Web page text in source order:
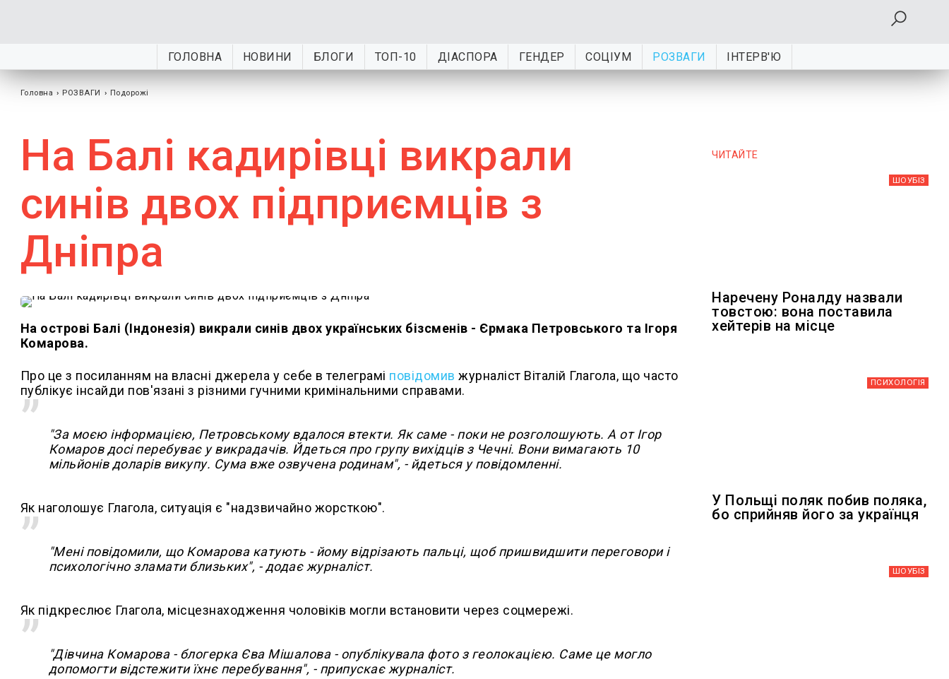
ГОЛОВНА НОВИНИ БЛОГИ ТОП-10 ДІАСПОРА ГЕНДЕР СОЦІУМ РОЗВАГИ ІНТЕРВ'Ю
Головна › РОЗВАГИ › Подорожі
На Балі кадирівці викрали
синів двох підприємців з
Дніпра
На острові Балі (Індонезія) викрали синів двох українських бізсменів - Єрмака Петровського та Ігоря
Комарова.
Про це з посиланням на власні джерела у себе в телеграмі повідомив журналіст Віталій Глагола, що часто
публікує інсайди пов'язані з різними гучними кримінальними справами.
"За моєю інформацією, Петровському вдалося втекти. Як саме - поки не розголошують. А от Ігор
Комаров досі перебуває у викрадачів. Йдеться про групу вихідців з Чечні. Вони вимагають 10
мільйонів доларів викупу. Сума вже озвучена родинам", - йдеться у повідомленні.
Як наголошує Глагола, ситуація є "надзвичайно жорсткою".
"Мені повідомили, що Комарова катують - йому відрізають пальці, щоб пришвидшити переговори і
психологічно зламати близьких", - додає журналіст.
Як підкреслює Глагола, місцезнаходження чоловіків могли встановити через соцмережі.
"Дівчина Комарова - блогерка Єва Мішалова - опублікувала фото з геолокацією. Саме це могло
допомогти відстежити їхнє перебування", - припускає журналіст.
ЧИТАЙТЕ
ШОУБIЗ
Наречену Роналду назвали
товстою: вона поставила
хейтерів на місце
ПСИХОЛОГІЯ
У Польщі поляк побив поляка,
бо сприйняв його за українця
ШОУБIЗ